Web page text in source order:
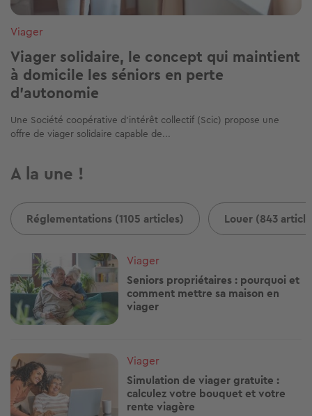
Viager
Viager solidaire, le concept qui maintient
à domicile les séniors en perte
d'autonomie
Une Société coopérative d’intérêt collectif (Scic) propose une
offre de viager solidaire capable de...
A la une !
Réglementations (1105 articles) Louer (843
Image
Viager
Seniors propriétaires : pourquoi et
comment mettre sa maison en
viager
Image
Viager
Simulation de viager gratuite :
calculez votre bouquet et votre
rente viagère